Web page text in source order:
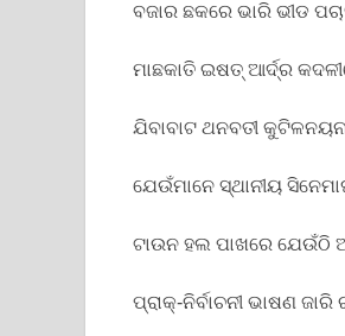
ବଜାର ଛକରେ ଭାରି ଭୀଡ
ମାଛକାତି ଇଷତ୍ ଆର୍ଦ୍ର
ଯିବାବାଟ ଥନବତୀ
ଯେଉଁମାନେ ସ୍ଥାନୀୟ
ଟାଉନ ହଲ ପାଖରେ ଯେଉଁଠି
ପ୍ରାକ୍-ନିର୍ବାଚନୀ ଭାଷଣ ଜାରି